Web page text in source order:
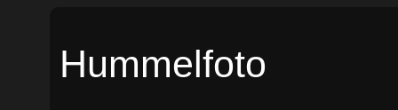
Hummelfoto